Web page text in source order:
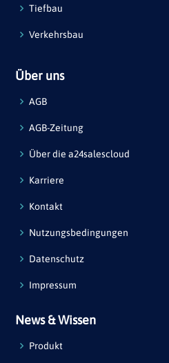
Tiefbau
Verkehrsbau
Über uns
AGB
AGB-Zeitung
Über die a24salescloud
Karriere
Kontakt
Nutzungsbedingungen
Datenschutz
Impressum
News & Wissen
Produkt